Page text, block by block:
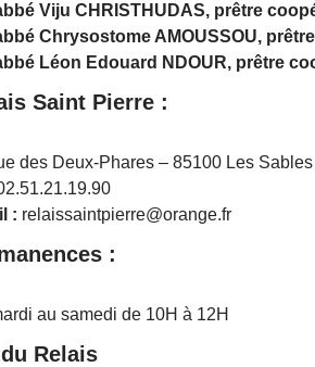
Viju CHRISTHUDAS, prêtre
Chrysostome AMOUSSOU,
Léon Edouard NDOUR, prêtre
Saint Pierre :
des Deux-Phares – 85100 Les Sables
: relaissaintpierre@orange.fr
:
au samedi de 10H à 12H
Relais